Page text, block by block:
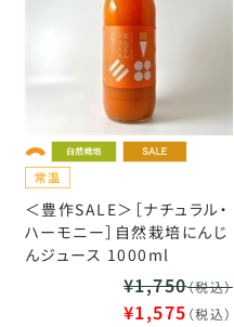
＜豊作SALE＞［ナチュラル・
ハーモニー］自然栽培にんじ
んジュース 1000ml
¥1,750（税込）
¥1,575 （税込）